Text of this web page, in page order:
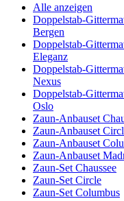
Alle anzeigen
Doppelstab-
Bergen
Doppelstab-
Eleganz
Doppelstab-
Nexus
Doppelstab-
Oslo
Zaun-Anbauset
Zaun-Anbauset
Zaun-Anbauset
Zaun-Anbauset
Zaun-Set Chaussee
Zaun-Set Circle
Zaun-Set Columbus